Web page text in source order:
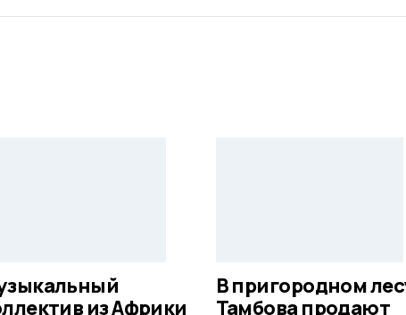
из Африки
В пригородном
Тамбова продают